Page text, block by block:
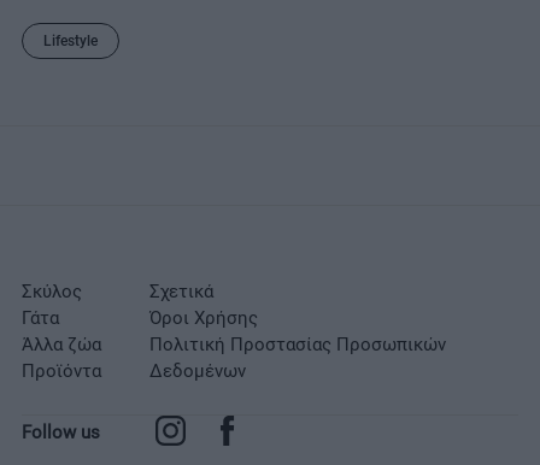
Lifestyle
Σκύλος
Γάτα
Άλλα ζώα
Προϊόντα
Σχετικά
Όροι Χρήσης
Πολιτική Προστασίας Προσωπικών
Δεδομένων
Follow us